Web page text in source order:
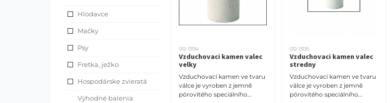
Hlodavce
Mačky
Psy
Fretka, ježko
Hospodárske zvieratá
Výhodné balenia
012-13134
Vzduchovaci kamen valec
velky
Vzduchovací kamen ve tvaru
válce je vyroben z jemně
pórovitého speciálního
012-13135
Vzduchovaci kamen valec
stredny
Vzduchovací kamen ve tvaru
válce je vyroben z jemně
pórovitého speciálního